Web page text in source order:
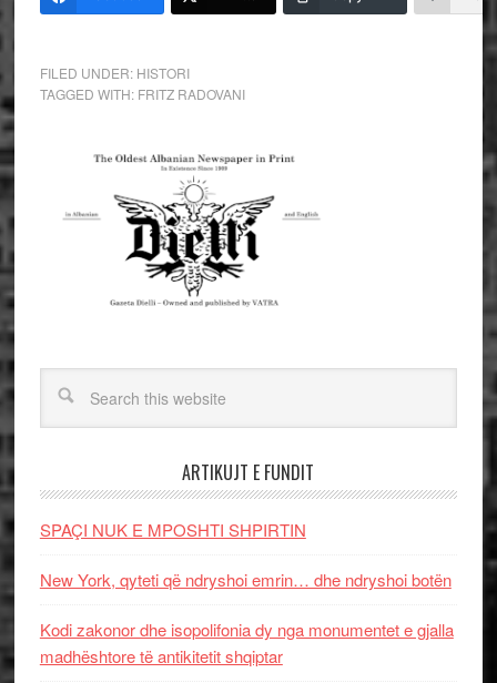
FILED UNDER: HISTORI
TAGGED WITH: FRITZ RADOVANI
ARTIKUJT E FUNDIT
SPAÇI NUK E MPOSHTI SHPIRTIN
New York, qyteti që ndryshoi emrin… dhe ndryshoi botën
Kodi zakonor dhe isopolifonia dy nga monumentet e gjalla
madhështore të antikitetit shqiptar